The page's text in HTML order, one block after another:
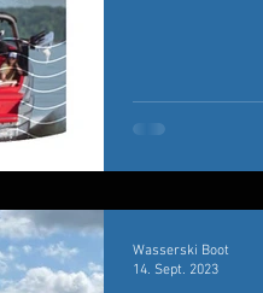
Wasserski Boot
14. Sept. 2023